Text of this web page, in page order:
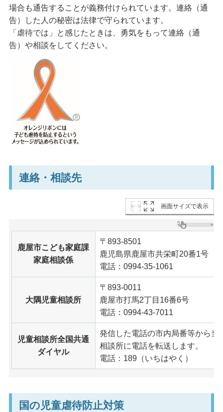
場合も通告することが義務付けられています。連絡（通
告）した人の秘密は法律で守られています。
「虐待では」と感じたときは、勇気をもって連絡（通
告）や相談をしてください。
連絡・相談先
画面サイズで表示
鹿屋市こども家庭課
家庭相談係
〒893-8501
鹿児島県鹿屋市共栄町20番1号
電話：0994-35-1061
大隅児童相談所
〒893-0011
鹿屋市打馬2丁目16番6号
電話：0994-43-7011
児童相談所全国共通
ダイヤル
発信した電話の市内局番等から当
相談所に電話を転送します。
電話：189（いちはやく）
国の児童虐待防止対策